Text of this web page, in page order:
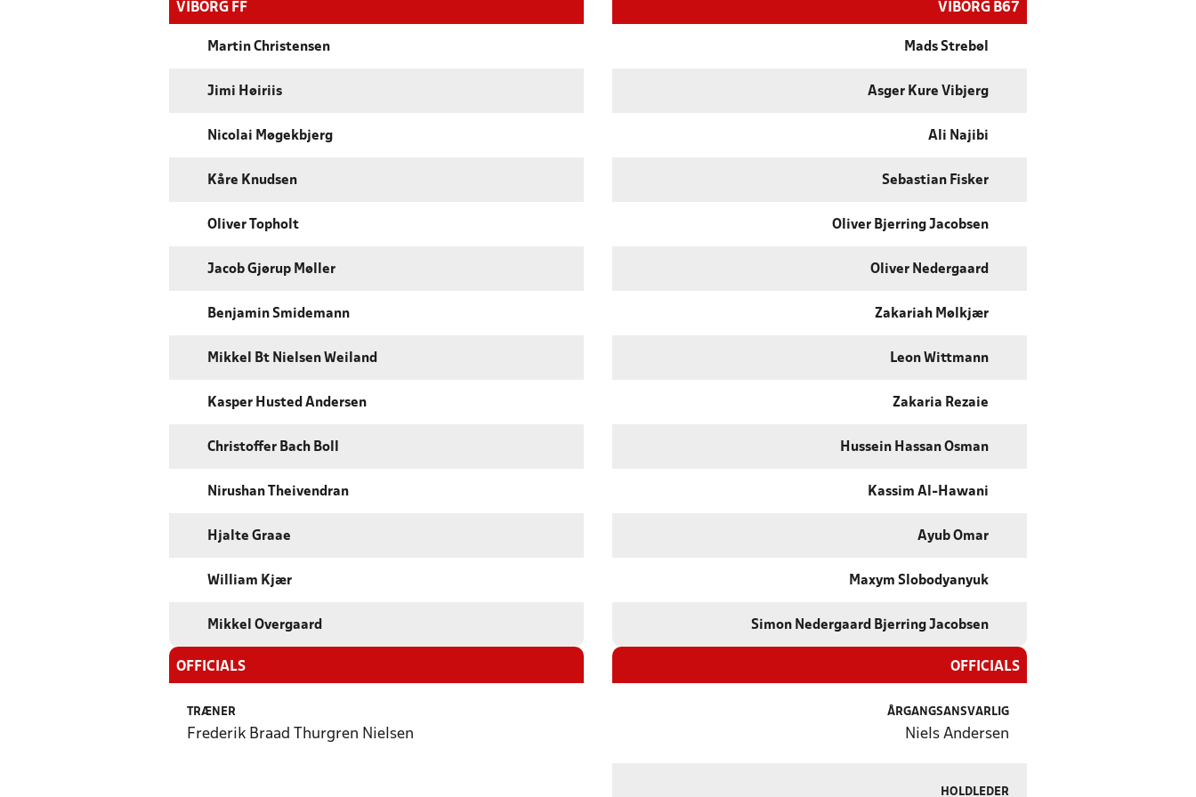
VIBORG FF
Martin Christensen
Jimi Høiriis
Nicolai Møgekbjerg
Kåre Knudsen
Oliver Topholt
Jacob Gjørup Møller
Benjamin Smidemann
Mikkel Bt Nielsen Weiland
Kasper Husted Andersen
Christoffer Bach Boll
Nirushan Theivendran
Hjalte Graae
William Kjær
Mikkel Overgaard
OFFICIALS
TRÆNER
Frederik Braad Thurgren Nielsen
VIBORG B67
Mads Strebøl
Asger Kure Vibjerg
Ali Najibi
Sebastian Fisker
Oliver Bjerring Jacobsen
Oliver Nedergaard
Zakariah Mølkjær
Leon Wittmann
Zakaria Rezaie
Hussein Hassan Osman
Kassim Al-Hawani
Ayub Omar
Maxym Slobodyanyuk
Simon Nedergaard Bjerring Jacobsen
OFFICIALS
ÅRGANGSANSVARLIG
Niels Andersen
HOLDLEDER